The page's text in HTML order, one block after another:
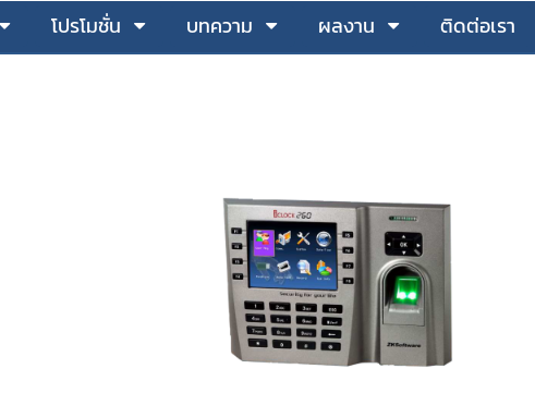
โปรโมชั่น บทความ ผลงาน ติดต่อเรา